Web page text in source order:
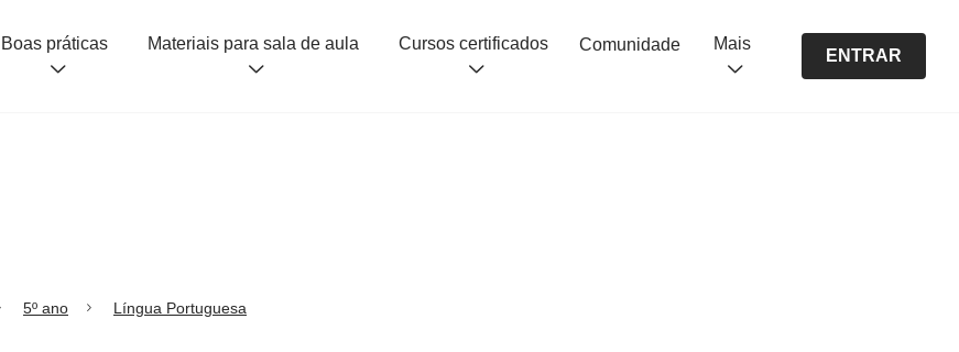
Boas práticas Materiais para sala de aula Cursos certificados Comunidade Mais
ENTRAR
5º ano Língua Portuguesa